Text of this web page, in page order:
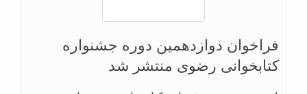
فراخوان دوازدهمین دوره جشنواره
کتابخوانی رضوی منتشر شد